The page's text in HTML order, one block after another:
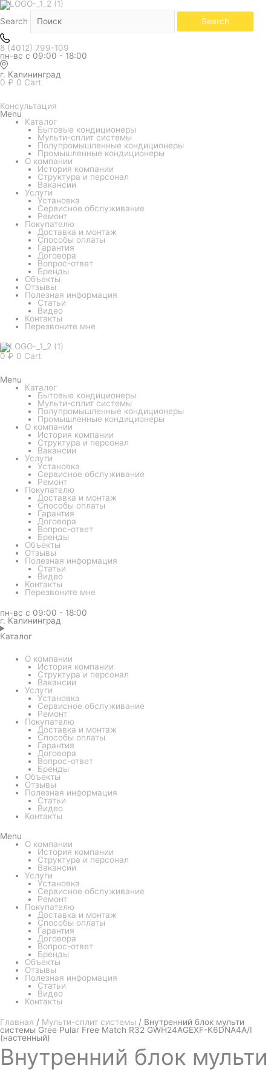
Search Search
8 (4012) 799-109
пн-вс с 09:00 - 18:00
г. Калининград
0 ₽ 0 Cart
Консультация
Menu
Каталог
Бытовые кондиционеры
Мульти-сплит системы
Полупромышленные кондиционеры
Промышленные кондиционеры
О компании
История компании
Структура и персонал
Вакансии
Услуги
Установка
Сервисное обслуживание
Ремонт
Покупателю
Доставка и монтаж
Способы оплаты
Гарантия
Договора
Вопрос-ответ
Бренды
Объекты
Отзывы
Полезная информация
Статьи
Видео
Контакты
Перезвоните мне
0 ₽ 0 Cart
Menu
Каталог
Бытовые кондиционеры
Мульти-сплит системы
Полупромышленные кондиционеры
Промышленные кондиционеры
О компании
История компании
Структура и персонал
Вакансии
Услуги
Установка
Сервисное обслуживание
Ремонт
Покупателю
Доставка и монтаж
Способы оплаты
Гарантия
Договора
Вопрос-ответ
Бренды
Объекты
Отзывы
Полезная информация
Статьи
Видео
Контакты
Перезвоните мне
пн-вс с 09:00 - 18:00
г. Калининград
Каталог
О компании
История компании
Структура и персонал
Вакансии
Услуги
Установка
Сервисное обслуживание
Ремонт
Покупателю
Доставка и монтаж
Способы оплаты
Гарантия
Договора
Вопрос-ответ
Бренды
Объекты
Отзывы
Полезная информация
Статьи
Видео
Контакты
Menu
О компании
История компании
Структура и персонал
Вакансии
Услуги
Установка
Сервисное обслуживание
Ремонт
Покупателю
Доставка и монтаж
Способы оплаты
Гарантия
Договора
Вопрос-ответ
Бренды
Объекты
Отзывы
Полезная информация
Статьи
Видео
Контакты
Главная / Мульти-сплит системы / Внутренний блок мульти
системы Gree Pular Free Match R32 GWH24AGEXF-K6DNA4A/I
(настенный)
Внутренний блок мульти
Количество
товара
Внутренний
блок
мульти
системы
Gree
Pular
Free
Match
R32
(настенный)